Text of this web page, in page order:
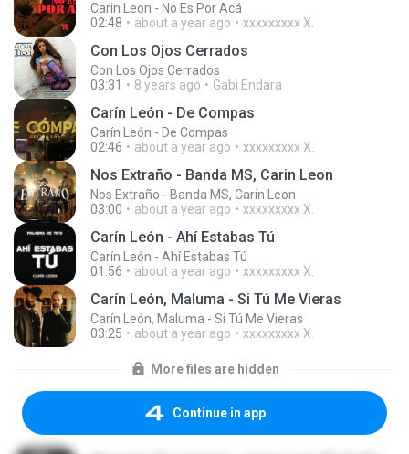
Carin Leon - No Es Por Acá
02:48
about a year ago xxxxxxxxx X.
Con Los Ojos Cerrados
Con Los Ojos Cerrados
03:31
8 years ago Gabi Endara
Carín León - De Compas
Carín León - De Compas
02:46
about a year ago xxxxxxxxx X.
Nos Extraño - Banda MS, Carin Leon
Nos Extraño - Banda MS, Carin Leon
03:00
about a year ago xxxxxxxxx X.
Carín León - Ahí Estabas Tú
Carín León - Ahí Estabas Tú
01:56
about a year ago xxxxxxxxx X.
Carín León, Maluma - Si Tú Me Vieras
Carín León, Maluma - Si Tú Me Vieras
03:25
about a year ago xxxxxxxxx X.
More files are hidden
Continue in app